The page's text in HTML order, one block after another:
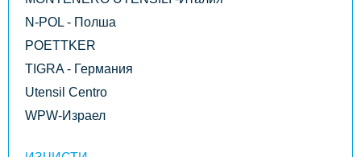
N-POL - Полша
POETTKER
TIGRA - Германия
Utensil Centro
WPW-Израел